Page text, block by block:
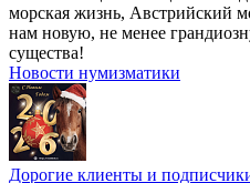
морская жизнь, Австрийский
нам новую, не менее
существа!
Новости нумизматики
Дорогие клиенты и